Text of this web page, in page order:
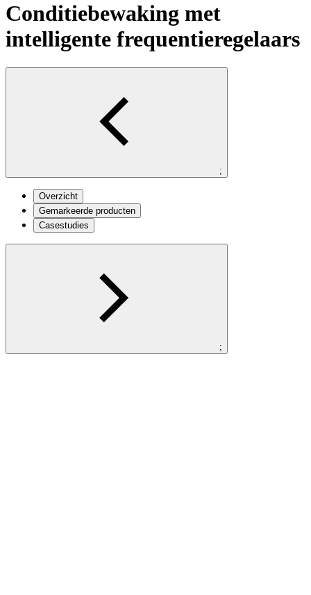
Conditiebewaking met
intelligente frequentieregelaars
;
Overzicht
Gemarkeerde producten
Casestudies
;